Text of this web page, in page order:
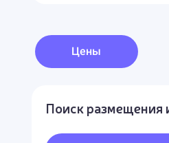
Цены
Поиск размещения